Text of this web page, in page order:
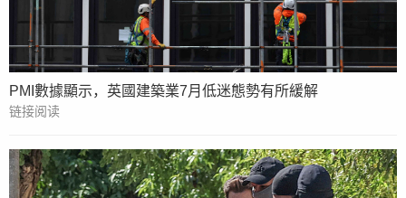
PMI數據顯示，英國建築業7月低迷態勢有所緩解
链接阅读